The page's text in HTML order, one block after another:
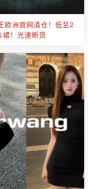
欧洲官网清仓！低至2
！光速断货